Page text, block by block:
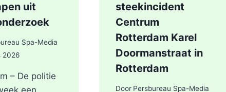
uit
Spa-Media
2026
– De politie
een
steekincident
Centrum
Rotterdam Karel
Doormanstraat in
Rotterdam
Door Persbureau Spa-Media